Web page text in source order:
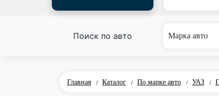
Поиск по авто Марка авто
Главная / Каталог / По марке авто / УАЗ /